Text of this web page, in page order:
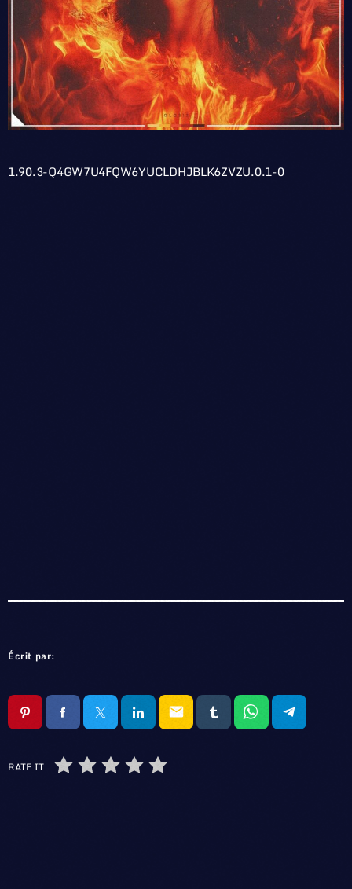
1.90.3-Q4GW7U4FQW6YUCLDHJBLK6ZVZU.0.1-0
Écrit par:
email
RATE IT